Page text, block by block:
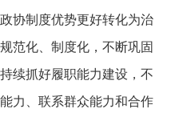
协制度优势更好转化为治
范化、制度化，不断巩固
续抓好履职能力建设，不
力、联系群众能力和合作